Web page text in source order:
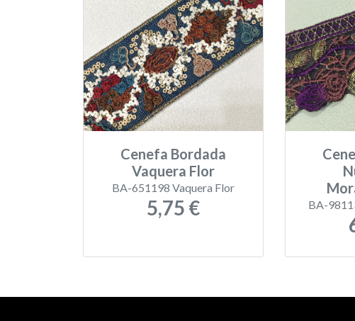
Cenefa Bordada
Vaquera Flor
BA-651198 Vaquera Flor
5,75 € BA-